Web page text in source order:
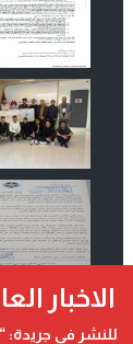
انضم
الاخبار
للنشر في جريدة: